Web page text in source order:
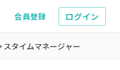
会員登録 ログイン
スタイムマネージャー